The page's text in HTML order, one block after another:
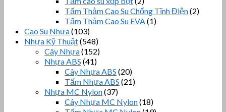
Tấm Thảm Cao Su Chống Tĩnh Điện(2)
Tấm Thảm Cao Su EVA(1)
Cao Su Nhựa(103)
Nhựa Kỹ Thuật(548)
Cây Nhựa(152)
Nhựa ABS (41)
Cây Nhựa ABS (20)
Tấm Nhựa ABS (21)
Nhựa MC Nylon(37)
Cây Nhựa MC Nylon(18)